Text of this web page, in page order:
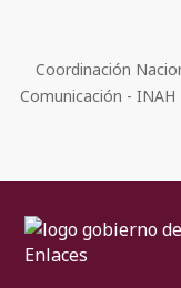
Coordinación
Comunicación - INAH
Enlaces